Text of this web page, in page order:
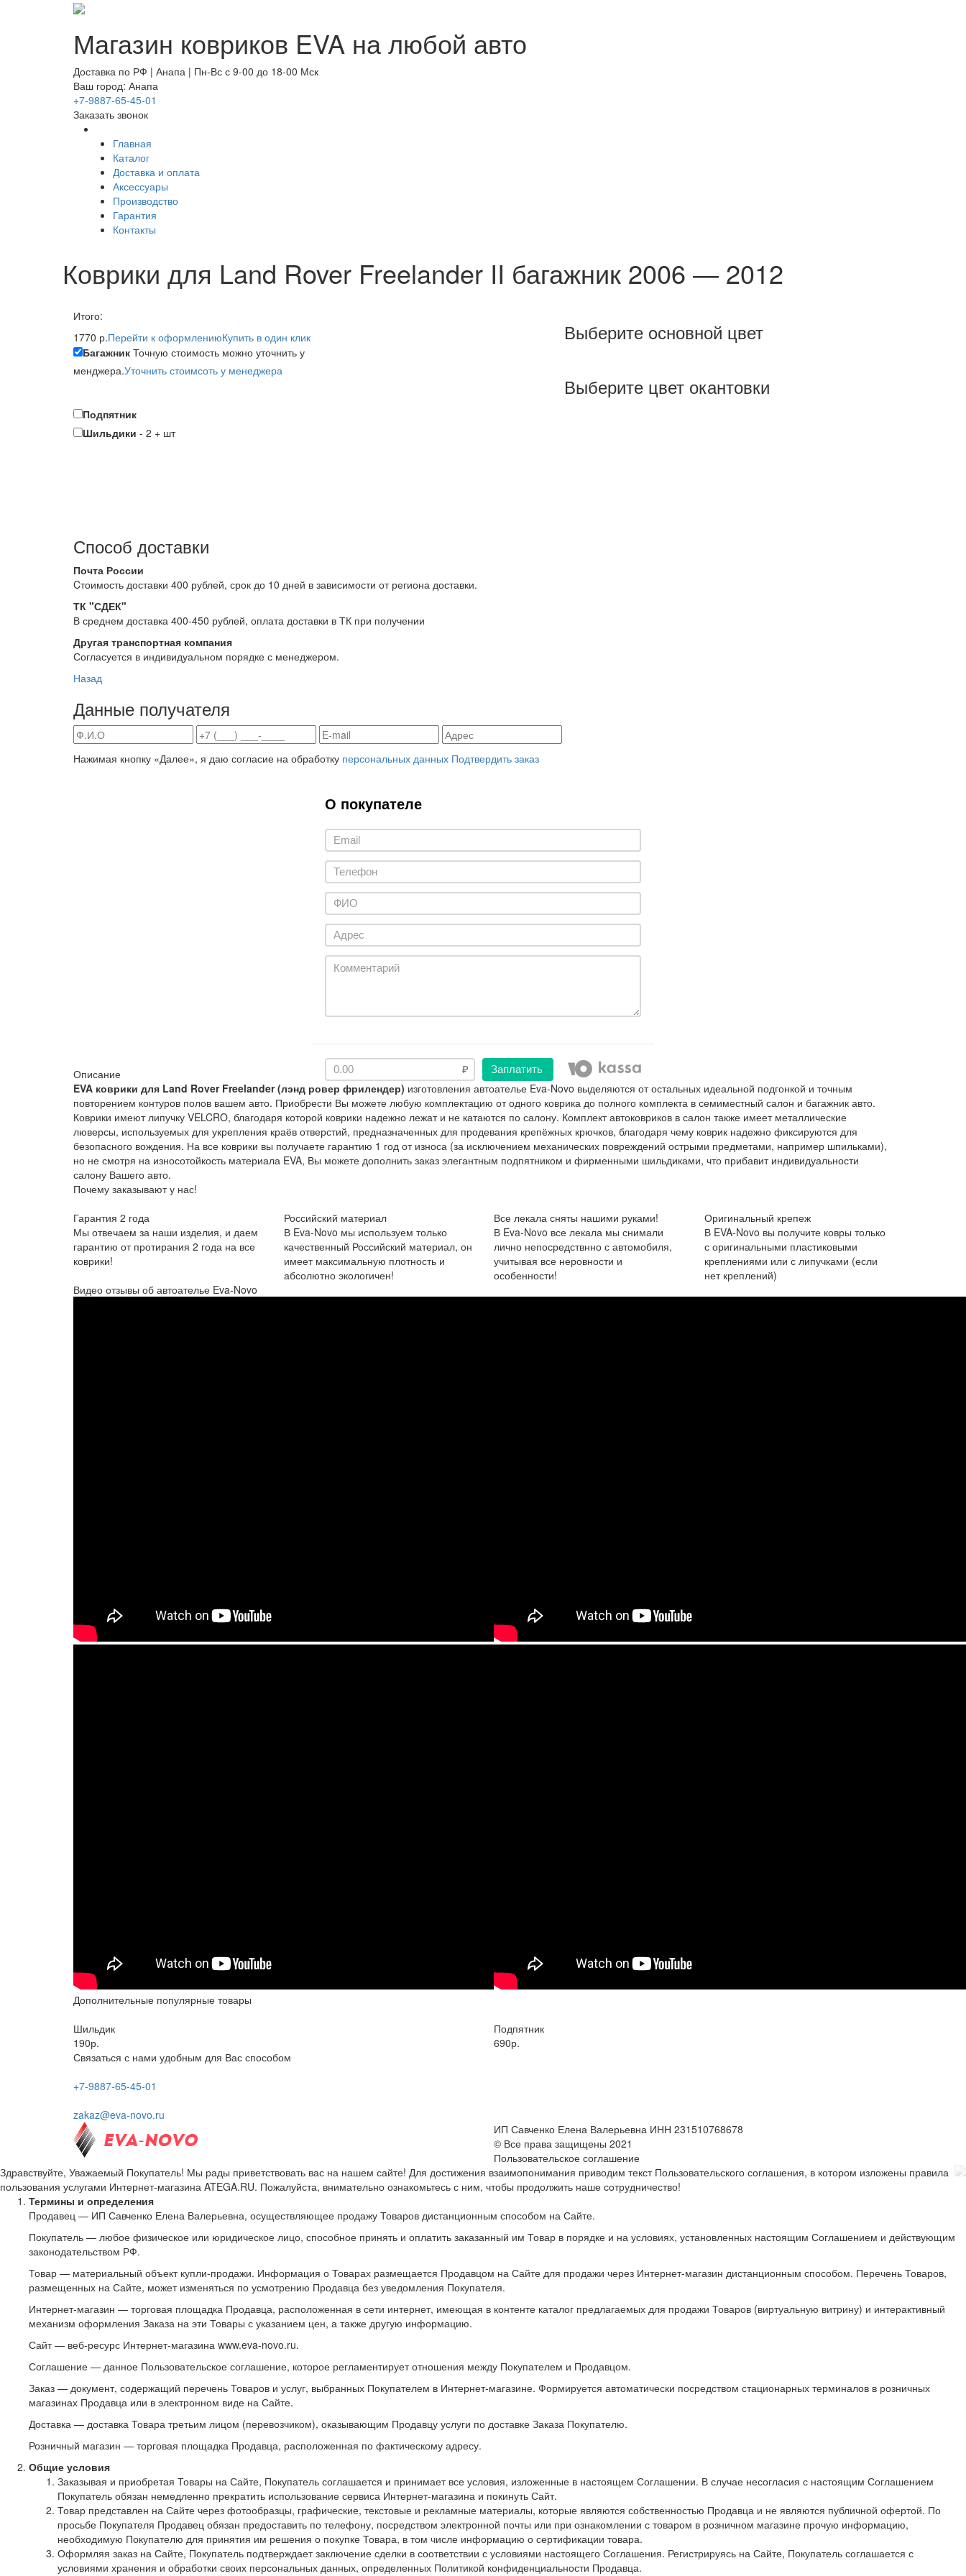
Магазин ковриков EVA ​на любой авто
Доставка по РФ | Анапа | Пн-Вс с 9-00 до 18-00 Мск
Ваш город: Анапа
+7-9887-65-45-01
Заказать звонок
Главная
Каталог
Доставка и оплата
Аксессуары
Производство
Гарантия
Контакты
Коврики для Land Rover Freelander II багажник 2006 — 2012
Итого:
1770 р.Перейти к оформлениюКупить в один клик
Багажник Точную стоимость можно уточнить у
менджера.Уточнить стоимсоть у менеджера
Подпятник
Шильдики - 2 + шт
Выберите oсновной цвет
Выберите цвет окантовки
Способ доставки
Почта России
Cтоимость доставки 400 рублей, срок до 10 дней в зависимости от региона доставки.
ТК "СДЕК"
В среднем доставка 400-450 рублей, оплата доставки в ТК при получении
Другая транспортная компания
Согласуется в индивидуальном порядке с менеджером.
Назад
Данные получателя
Нажимая кнопку «Далее», я даю согласие на обработку персональных данных Подтвердить заказ
О покупателе
Заплатить
Описание
EVA коврики для Land Rover Freelander (лэнд ровер фрилендер) изготовления автоателье Eva-Novo выделяются от остальных идеальной подгонкой и точным
повторением контуров полов вашем авто. Приобрести Вы можете любую комплектацию от одного коврика до полного комплекта в семиместный салон и багажник авто.
Коврики имеют липучку VELCRO, благодаря которой коврики надежно лежат и не катаются по салону. Комплект автоковриков в салон также имеет металлические
люверсы, используемых для укрепления краёв отверстий, предназначенных для продевания крепёжных крючков, благодаря чему коврик надежно фиксируются для
безопасного вождения. На все коврики вы получаете гарантию 1 год от износа (за исключением механических повреждений острыми предметами, например шпильками),
но не смотря на износотойкость материала EVA, Вы можете дополнить заказ элегантным подпятником и фирменными шильдиками, что прибавит индивидуальности
салону Вашего авто.
Почему заказывают у нас!
Гарантия 2 года
Мы отвечаем за наши изделия, и даем
гарантию от протирания 2 года на все
коврики!
Российский материал
В Eva-Novo мы используем только
качественный Российский материал, он
имеет максимальную плотность и
абсолютно экологичен!
Все лекала сняты нашими руками!
В Eva-Novo все лекала мы снимали
лично непосредствнно с автомобиля,
учитывая все неровности и
особенности!
Оригинальный крепеж
В EVA-Novo вы получите ковры только
с оригинальными пластиковыми
креплениями или с липучками (если
нет креплений)
Видео отзывы об автоателье Eva-Novo
Дополнительные популярные товары
Шильдик
190р.
Подпятник
690р.
Связаться с нами удобным для Вас способом
+7-9887-65-45-01
zakaz@eva-novo.ru
ИП Савченко Елена Валерьевна ИНН 231510768678
© Все права защищены 2021
Пользовательское соглашение
Здравствуйте, Уважаемый Покупатель! Мы рады приветствовать вас на нашем сайте! Для достижения взаимопонимания приводим текст Пользовательского соглашения, в котором изложены правила
пользования услугами Интернет-магазина ATEGA.RU. Пожалуйста, внимательно ознакомьтесь с ним, чтобы продолжить наше сотрудничество!
Термины и определения
Продавец — ИП Савченко Елена Валерьевна, осуществляющее продажу Товаров дистанционным способом на Сайте.
Покупатель — любое физическое или юридическое лицо, способное принять и оплатить заказанный им Товар в порядке и на условиях, установленных настоящим Соглашением и действующим
законодательством РФ.
Товар — материальный объект купли-продажи. Информация о Товарах размещается Продавцом на Сайте для продажи через Интернет-магазин дистанционным способом. Перечень Товаров,
размещенных на Сайте, может изменяться по усмотрению Продавца без уведомления Покупателя.
Интернет-магазин — торговая площадка Продавца, расположенная в сети интернет, имеющая в контенте каталог предлагаемых для продажи Товаров (виртуальную витрину) и интерактивный
механизм оформления Заказа на эти Товары с указанием цен, а также другую информацию.
Сайт — веб-ресурс Интернет-магазина www.eva-novo.ru.
Соглашение — данное Пользовательское соглашение, которое регламентирует отношения между Покупателем и Продавцом.
Заказ — документ, содержащий перечень Товаров и услуг, выбранных Покупателем в Интернет-магазине. Формируется автоматически посредством стационарных терминалов в розничных
магазинах Продавца или в электронном виде на Сайте.
Доставка — доставка Товара третьим лицом (перевозчиком), оказывающим Продавцу услуги по доставке Заказа Покупателю.
Розничный магазин — торговая площадка Продавца, расположенная по фактическому адресу.
Общие условия
Заказывая и приобретая Товары на Сайте, Покупатель соглашается и принимает все условия, изложенные в настоящем Соглашении. В случае несогласия с настоящим Соглашением
Покупатель обязан немедленно прекратить использование сервиса Интернет-магазина и покинуть Сайт.
Товар представлен на Сайте через фотообразцы, графические, текстовые и рекламные материалы, которые являются собственностью Продавца и не являются публичной офертой. По
просьбе Покупателя Продавец обязан предоставить по телефону, посредством электронной почты или при ознакомлении с товаром в розничном магазине прочую информацию,
необходимую Покупателю для принятия им решения о покупке Товара, в том числе информацию о сертификации товара.
Оформляя заказ на Сайте, Покупатель подтверждает заключение сделки в соответствии с условиями настоящего Соглашения. Регистрируясь на Сайте, Покупатель соглашается с
условиями хранения и обработки своих персональных данных, определенных Политикой конфиденциальности Продавца.